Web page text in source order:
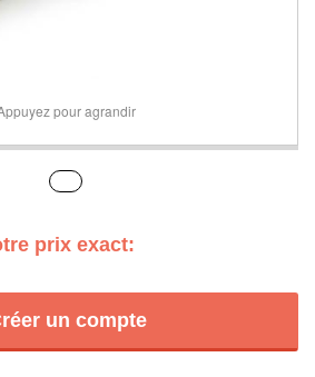
pour agrandir
prix exact:
un compte